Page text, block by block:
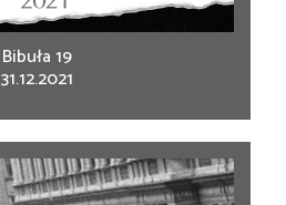
Bibuła 19
31.12.2021